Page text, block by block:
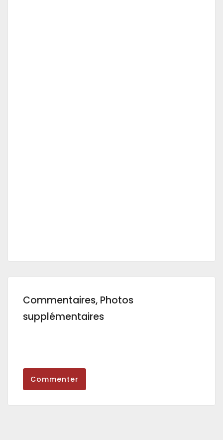
Commentaires, Photos
supplémentaires
Commenter